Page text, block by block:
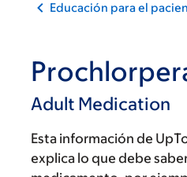
Educación para el
Adult Medication
Esta información de
explica lo que debe